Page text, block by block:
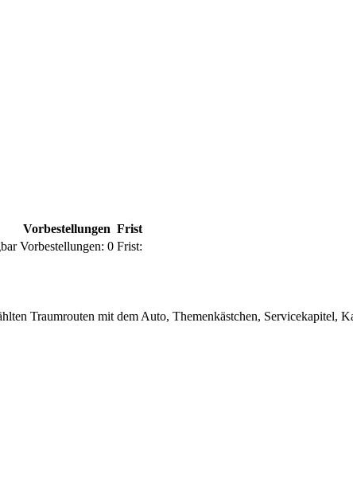
Vorbestellungen Frist
Vorbestellungen: 0 Frist:
Traumrouten mit dem Auto, Themenkästchen, Servicekapitel,